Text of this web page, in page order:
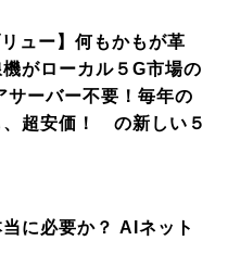
ュー】何もかもが革
がローカル５G市場の
サーバー不要！毎年の
、超安価！ の新しい５
に必要か？ AIネット